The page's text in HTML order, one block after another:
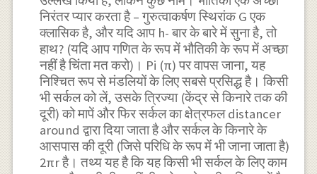
निरंतर प्यार करता है – गुरुत्वाकर्षण स्थिरांक G एक
क्लासिक है, और यदि आप h- बार के बारे में सुना है, तो
हाथ? (यदि आप गणित के रूप में भौतिकी के रूप में अच्छा
नहीं है चिंता मत करो)। Pi (π) पर वापस जाना, यह
निश्चित रूप से मंडलियों के लिए सबसे प्रसिद्ध है। किसी
भी सर्कल को लें, उसके त्रिज्या (केंद्र से किनारे तक की
दूरी) को मापें और फिर सर्कल का क्षेत्रफल distancer
around द्वारा दिया जाता है और सर्कल के किनारे के
आसपास की दूरी (जिसे परिधि के रूप में भी जाना जाता है)
2πr है। तथ्य यह है कि यह किसी भी सर्कल के लिए काम